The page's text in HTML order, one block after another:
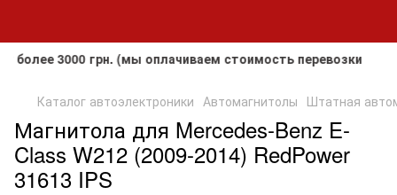
грн. (мы оплачиваем стоимость перевозки до
Каталог автоэлектроники Автомагнитолы Штатная
Магнитола для Mercedes-Benz E-
Class W212 (2009-2014) RedPower
31613 IPS